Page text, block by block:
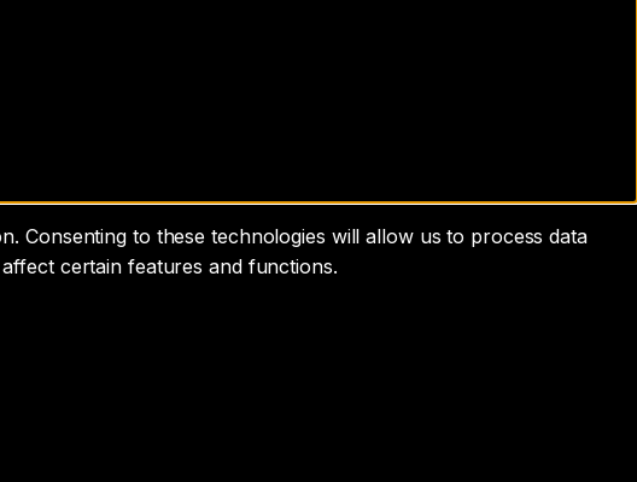
Consenting to these technologies will allow us to process data
certain features and functions.